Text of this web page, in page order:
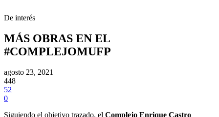
De interés
MÁS OBRAS EN EL
#COMPLEJOMUFP
agosto 23, 2021
448
52
0
Siguiendo el objetivo trazado, el Complejo Enrique Castro